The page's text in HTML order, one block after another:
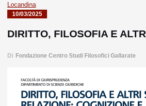
Locandina
10/03/2025
DIRITTO, FILOSOFIA E
Di Fondazione Centro Studi Filosofici Gallarate